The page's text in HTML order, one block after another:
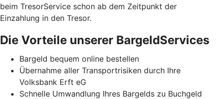
beim TresorService schon ab dem Zeitpunkt der
Einzahlung in den Tresor.
Die Vorteile unserer BargeldServices
Bargeld bequem online bestellen
Übernahme aller Transportrisiken durch Ihre
Volksbank Erft eG
Schnelle Umwandlung Ihres Bargelds zu Buchgeld